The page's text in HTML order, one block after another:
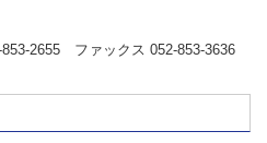
2655 ファックス 052-853-3636